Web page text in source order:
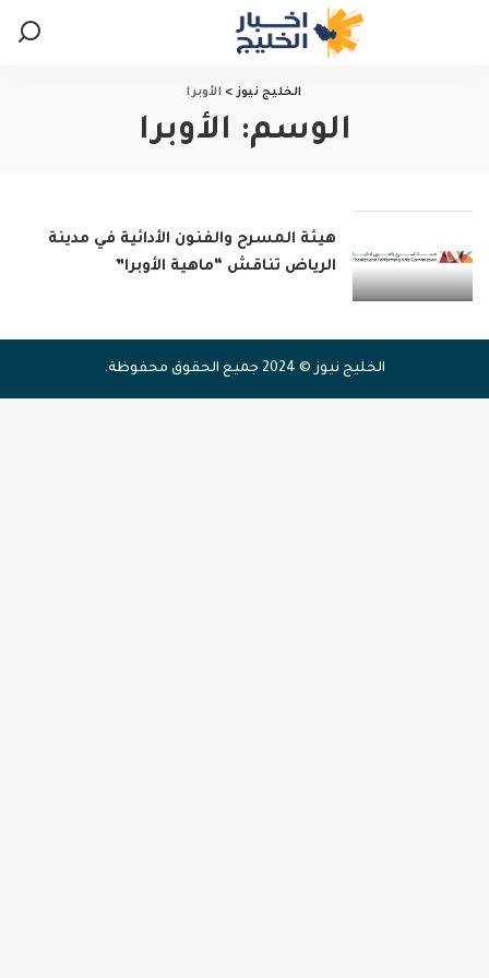
الخليج نيوز> الأوبرا
الوسم: الأوبرا
هيئة المسرح والفنون الأدائية في مدينة
الرياض تناقش “ماهية الأوبرا”
الخليج نيوز © 2024 جميع الحقوق محفوظة.